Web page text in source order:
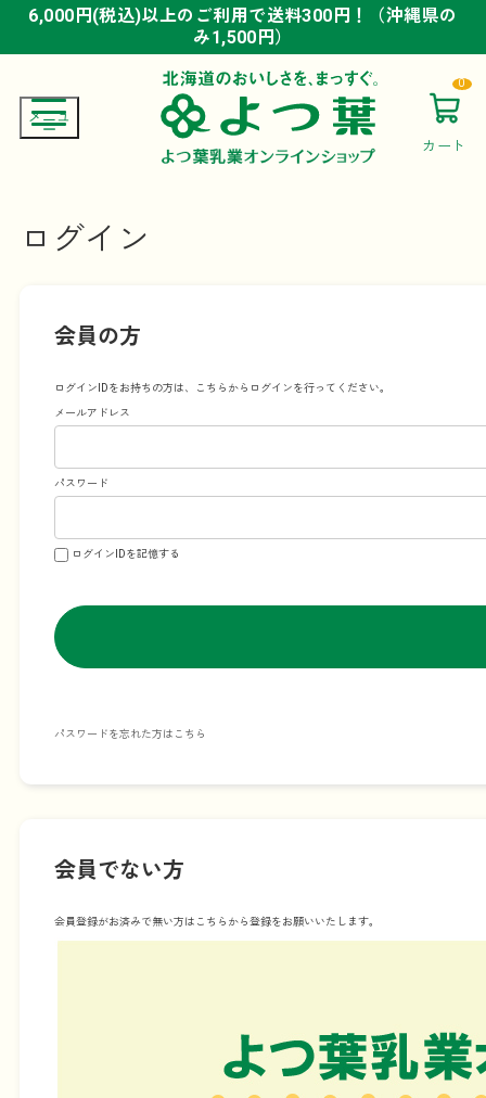
6,000円(税込)以上のご利用で送料300円！（沖縄県の
み1,500円）
6,000円(税込)以上のご利用で送料300円！（沖縄県の
み1,500円）
6,000円(税込)以上のご利用で送料300円！（沖縄県の
み1,500円）
カート
0
ログイン
会員の方
ログインIDをお持ちの方は、こちらからログインを行ってください。
メールアドレス
パスワード
ログインIDを記憶する
パスワードを忘れた方はこちら
会員でない方
会員登録がお済みで無い方はこちらから登録をお願いいたします。